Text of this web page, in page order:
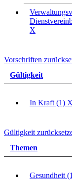
X
Vorschriften
Gültigkeit
In Kraft (1) X
Gültigkeit
Themen
Gesundheit